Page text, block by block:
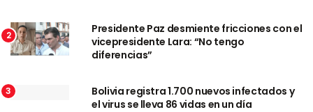
2
Presidente Paz desmiente fricciones con el
vicepresidente Lara: “No tengo
diferencias”
3
Bolivia registra 1.700 nuevos infectados y
el virus se lleva 86 vidas en un día